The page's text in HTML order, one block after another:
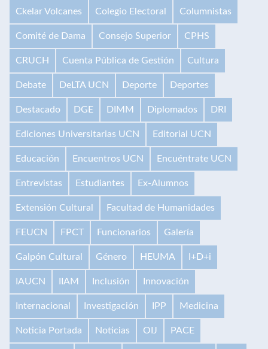
Ckelar Volcanes Colegio Electoral Columnistas
Comité de Dama Consejo Superior CPHS
CRUCH Cuenta Pública de Gestión Cultura
Debate DeLTA UCN Deporte Deportes
Destacado DGE DIMM Diplomados DRI
Ediciones Universitarias UCN Editorial UCN
Educación Encuentros UCN Encuéntrate UCN
Entrevistas Estudiantes Ex-Alumnos
Extensión Cultural Facultad de Humanidades
FEUCN FPCT Funcionarios Galería
Galpón Cultural Género HEUMA I+D+i
IAUCN IIAM Inclusión Innovación
Internacional Investigación IPP Medicina
Noticia Portada Noticias OIJ PACE